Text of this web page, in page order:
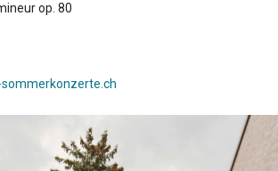
op. 80